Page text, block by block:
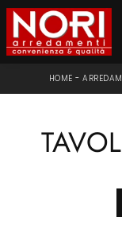
HOME -